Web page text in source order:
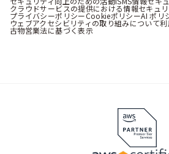
クラウドサービスの提供における情報セキュ
プライバシーポリシーCookieポリシーAI ポリ
ウェブアクセシビリティの取り組みについて
古物営業法に基づく表示